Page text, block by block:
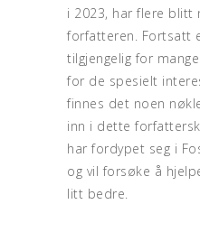
i 2023, har flere blitt
forfatteren. Fortsatt
tilgjengelig for
for de spesielt
finnes det noen
inn i dette
har fordypet seg i
og vil forsøke å
litt bedre.